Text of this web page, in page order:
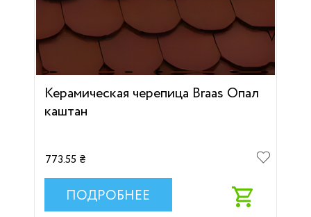
Керамическая черепица Braas Опал
каштан
773.55 ₴
ПОДРОБНЕЕ